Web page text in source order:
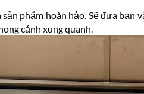
phẩm hoàn hảo. Sẽ đưa
cảnh xung quanh.